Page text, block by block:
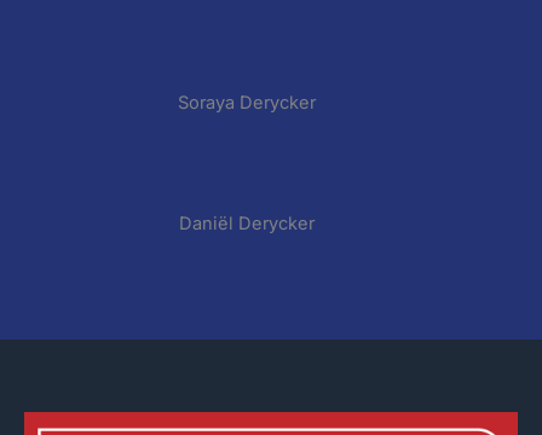
Soraya Derycker
Daniël Derycker